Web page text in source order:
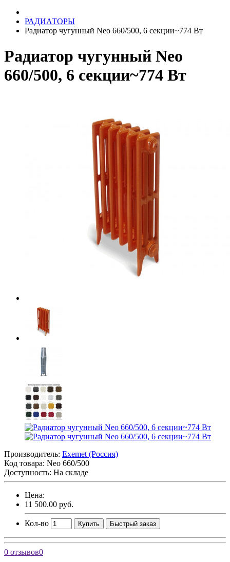
РАДИАТОРЫ
Радиатор чугунный Neo 660/500, 6 секции~774 Вт
Радиатор чугунный Neo
660/500, 6 секции~774 Вт
Производитель: Exemet (Россия)
Код товара: Neo 660/500
Доступность: На складе
Цена:
11 500.00 руб.
Кол-во Купить Быстрый заказ
0 отзывов0